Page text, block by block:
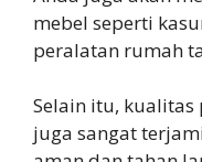
mebel seperti
peralatan rumah
Selain itu,
juga sangat